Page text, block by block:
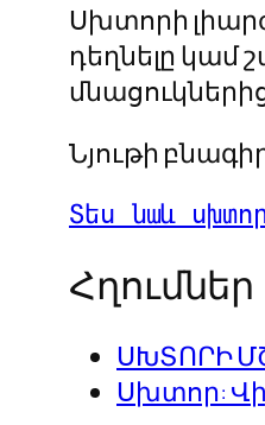
Սխտորի
դեղնելը կամ
Նյութի
Տես նաև
Հղումներ
ՍԽՏՈՐԻ
Սխտոր: